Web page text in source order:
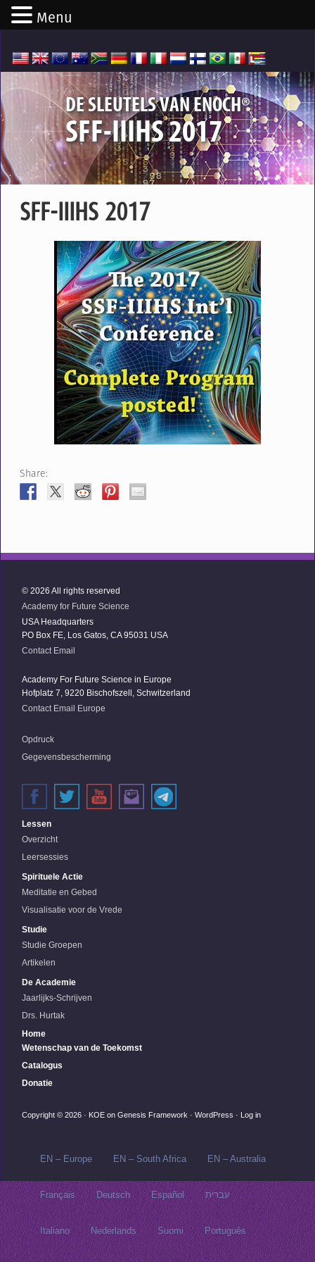
DE SLEUTELS VAN ENOCH®
SFF-IIIHS 2017
SFF-IIIHS 2017
Share:
© 2026 All rights reserved
Academy for Future Science
USA Headquarters
PO Box FE, Los Gatos, CA 95031 USA
Contact Email
Academy For Future Science in Europe
Hofplatz 7, 9220 Bischofszell, Schwitzerland
Contact Email Europe
Opdruck
Gegevensbescherming
Lessen
Overzicht
Leersessies
Spirituele Actie
Meditatie en Gebed
Visualisatie voor de Vrede
Studie
Studie Groepen
Artikelen
De Academie
Jaarlijks-Schrijven
Drs. Hurtak
Home
Wetenschap van de Toekomst
Catalogus
Donatie
Copyright © 2026 · KOE on Genesis Framework · WordPress · Log in
EN – Europe EN – South Africa EN – Australia
Français Deutsch Español עברית
Italiano Nederlands Suomi Português
Menu